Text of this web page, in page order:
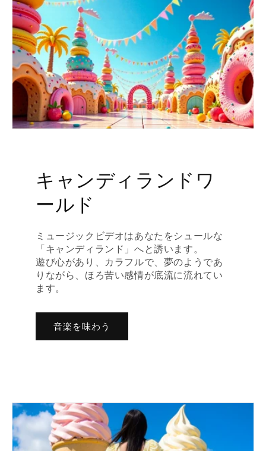
キャンディランドワ
ールド
ミュージックビデオはあなたをシュールな
「キャンディランド」へと誘います。
遊び心があり、カラフルで、夢のようであ
りながら、ほろ苦い感情が底流に流れてい
ます。
音楽を味わう